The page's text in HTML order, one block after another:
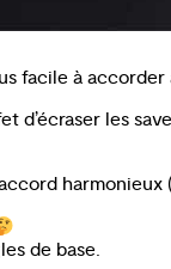
facile à
d’écraser les
harmonieux
de base.